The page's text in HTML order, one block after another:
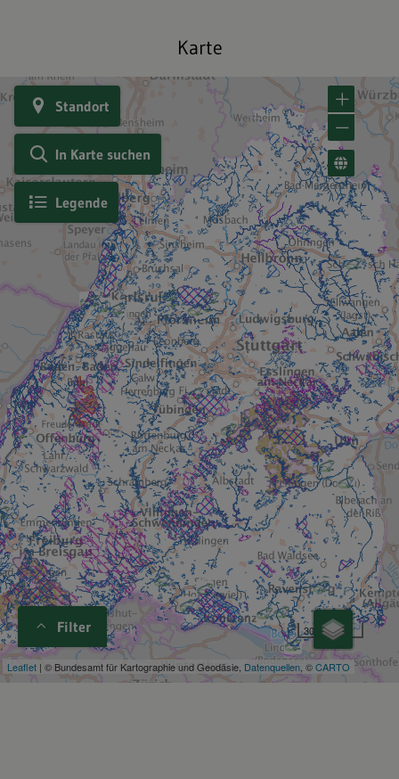
Karte
Filter